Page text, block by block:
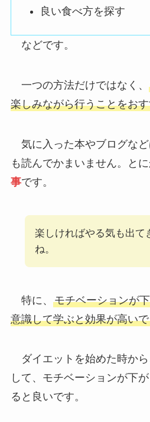
良い食べ方を探す
などです。
一つの方法だけではなく、
楽しみながら行うことをお
気に入った本やブログなど
も読んでかまいません。とに
事です。
楽しければやる気も出て
ね。
特に、 モチベーションが
意識して学ぶと効果が高い
ダイエットを始めた時か
して、モチベーションが下
ると良いです。